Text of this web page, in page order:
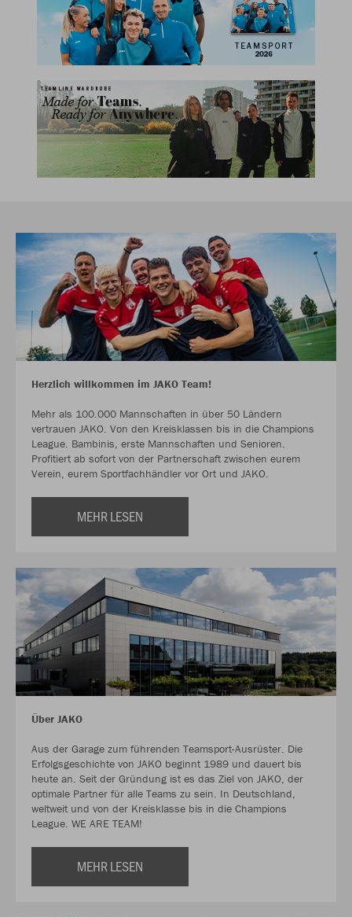
Herzlich willkommen im JAKO Team!
Mehr als 100.000 Mannschaften in über 50 Ländern
vertrauen JAKO. Von den Kreisklassen bis in die Champions
League. Bambinis, erste Mannschaften und Senioren.
Profitiert ab sofort von der Partnerschaft zwischen eurem
Verein, eurem Sportfachhändler vor Ort und JAKO.
MEHR LESEN
Über JAKO
Aus der Garage zum führenden Teamsport-Ausrüster. Die
Erfolgsgeschichte von JAKO beginnt 1989 und dauert bis
heute an. Seit der Gründung ist es das Ziel von JAKO, der
optimale Partner für alle Teams zu sein. In Deutschland,
weltweit und von der Kreisklasse bis in die Champions
League. WE ARE TEAM!
MEHR LESEN